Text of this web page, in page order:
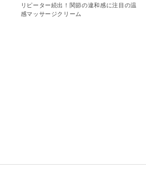
リピーター続出！関節の違和感に注目の温
感マッサージクリーム